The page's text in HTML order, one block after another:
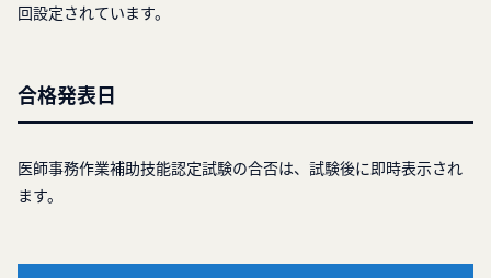
回設定されています。
合格発表日
医師事務作業補助技能認定試験の合否は、試験後に即時表示され
ます。